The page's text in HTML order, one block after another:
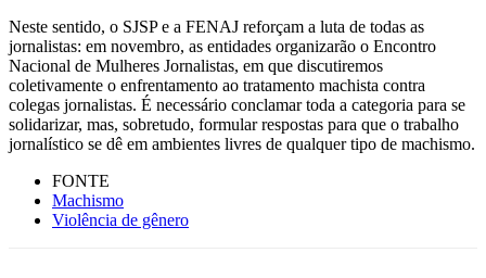
Neste sentido, o SJSP e a FENAJ reforçam a luta de todas as
jornalistas: em novembro, as entidades organizarão o Encontro
Nacional de Mulheres Jornalistas, em que discutiremos
coletivamente o enfrentamento ao tratamento machista contra
colegas jornalistas. É necessário conclamar toda a categoria para se
solidarizar, mas, sobretudo, formular respostas para que o trabalho
jornalístico se dê em ambientes livres de qualquer tipo de machismo.
FONTE
Machismo
Violência de gênero